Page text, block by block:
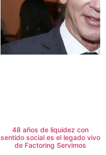
48 años de liquidez con
sentido social es el legado vivo
de Factoring Servimos